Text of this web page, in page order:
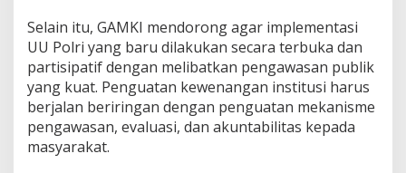
Selain itu, GAMKI mendorong agar implementasi
UU Polri yang baru dilakukan secara terbuka dan
partisipatif dengan melibatkan pengawasan publik
yang kuat. Penguatan kewenangan institusi harus
berjalan beriringan dengan penguatan mekanisme
pengawasan, evaluasi, dan akuntabilitas kepada
masyarakat.